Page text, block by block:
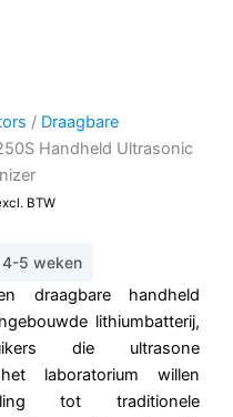
/ Draagbare
Handheld Ultrasonic
BTW
4-5 weken
draagbare handheld
lithiumbatterij,
die ultrasone
laboratorium willen
tot traditionele